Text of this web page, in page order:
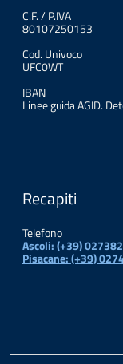
C.F. / P.IVA
80107250153
Cod. Univoco
UFC0WT
IBAN
Linee guida AGID.
Recapiti
Telefono
Ascoli: (+39)
Pisacane: (+39)